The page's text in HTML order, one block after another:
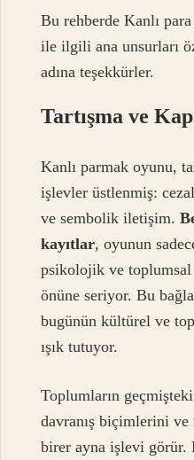
Bu rehberde Kanlı
ile ilgili ana unsurları
adına teşekkürler.
Tartışma ve
Kanlı parmak oyunu,
işlevler üstlenmiş:
ve sembolik iletişim.
kayıtlar, oyunun
psikolojik ve toplumsal
önüne seriyor. Bu
bugünün kültürel ve
ışık tutuyor.
Toplumların
davranış biçimlerini
birer ayna işlevi görür.